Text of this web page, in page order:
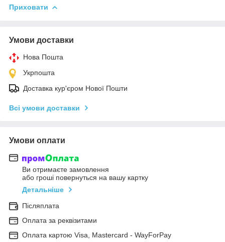
Приховати
Умови доставки
Нова Пошта
Укрпошта
Доставка кур'єром Нової Пошти
Всі умови доставки
Умови оплати
Ви отримаєте замовлення
або гроші повернуться на вашу картку
Детальніше
Післяплата
Оплата за реквізитами
Оплата картою Visa, Mastercard - WayForPay